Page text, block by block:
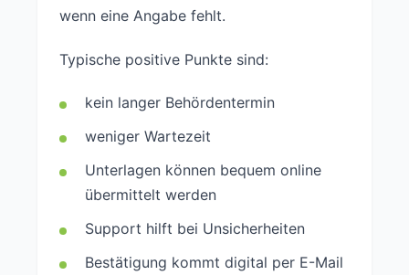
wenn eine Angabe fehlt.
Typische positive Punkte sind:
kein langer Behördentermin
weniger Wartezeit
Unterlagen können bequem online
übermittelt werden
Support hilft bei Unsicherheiten
Bestätigung kommt digital per E-Mail